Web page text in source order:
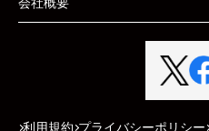
利用規約 プライバシーポリシー